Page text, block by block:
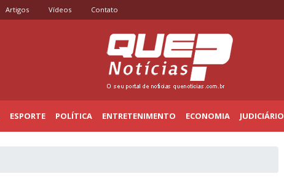
Artigos Vídeos Contato
ESPORTE POLÍTICA ENTRETENIMENTO ECONOMIA JUDICIÁRIO